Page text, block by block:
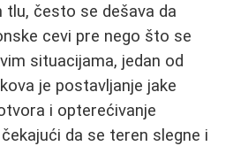
često se dešava da
cevi pre nego što se
situacijama, jedan od
je postavljanje jake
i opterećivanje
da se teren slegne i